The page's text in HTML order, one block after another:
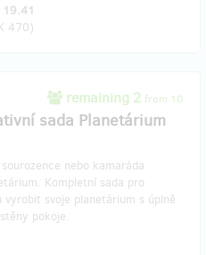
19.41
470)
remaining 2 from 10
sada Planetárium
nebo kamaráda
Kompletní sada pro
svoje planetárium s úplně
pokoje.